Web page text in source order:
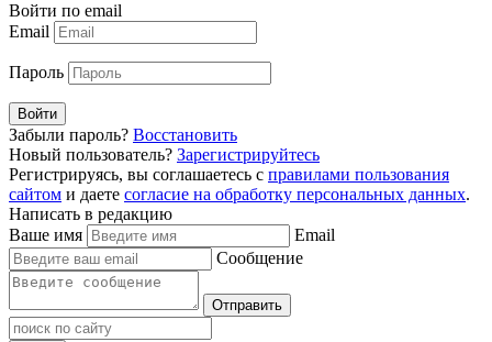
Войти по email
Email
Пароль
Войти
Забыли пароль? Восстановить
Новый пользователь? Зарегистрируйтесь
Регистрируясь, вы соглашаетесь с правилами пользования
сайтом и даете согласие на обработку персональных данных.
Написать в редакцию
Ваше имя
Email
Сообщение
Отправить